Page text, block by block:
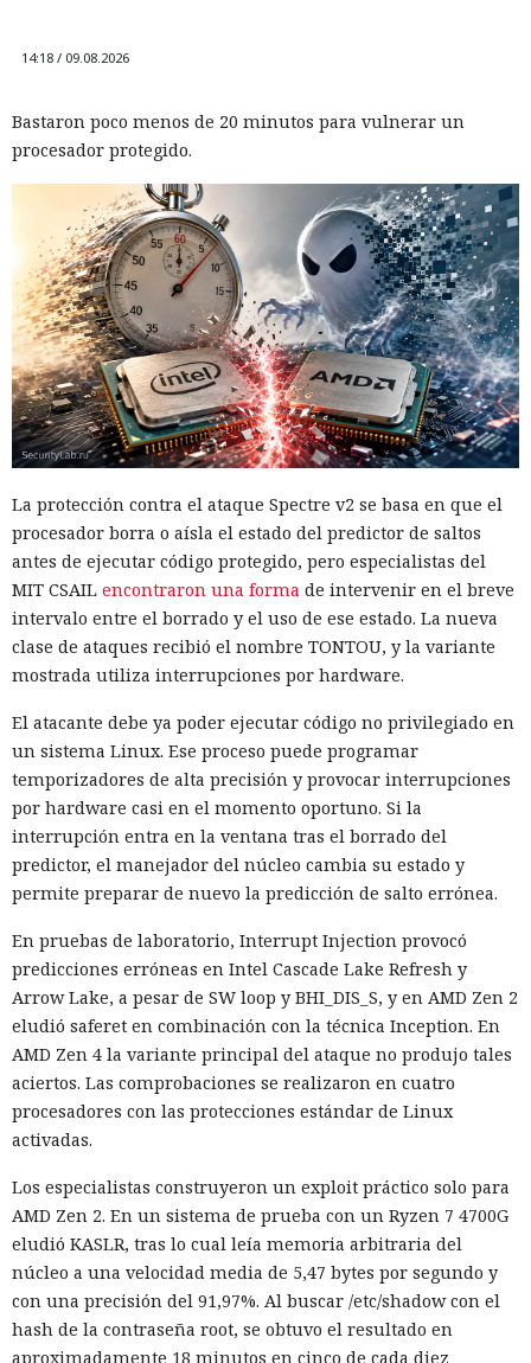
14:18 / 09.08.2026
Bastaron poco menos de 20 minutos para vulnerar un
procesador protegido.
La protección contra el ataque Spectre v2 se basa en que el
procesador borra o aísla el estado del predictor de saltos
antes de ejecutar código protegido, pero especialistas del
MIT CSAIL encontraron una forma de intervenir en el breve
intervalo entre el borrado y el uso de ese estado. La nueva
clase de ataques recibió el nombre TONTOU, y la variante
mostrada utiliza interrupciones por hardware.
El atacante debe ya poder ejecutar código no privilegiado en
un sistema Linux. Ese proceso puede programar
temporizadores de alta precisión y provocar interrupciones
por hardware casi en el momento oportuno. Si la
interrupción entra en la ventana tras el borrado del
predictor, el manejador del núcleo cambia su estado y
permite preparar de nuevo la predicción de salto errónea.
En pruebas de laboratorio, Interrupt Injection provocó
predicciones erróneas en Intel Cascade Lake Refresh y
Arrow Lake, a pesar de SW loop y BHI_DIS_S, y en AMD Zen 2
eludió saferet en combinación con la técnica Inception. En
AMD Zen 4 la variante principal del ataque no produjo tales
aciertos. Las comprobaciones se realizaron en cuatro
procesadores con las protecciones estándar de Linux
activadas.
Los especialistas construyeron un exploit práctico solo para
AMD Zen 2. En un sistema de prueba con un Ryzen 7 4700G
eludió KASLR, tras lo cual leía memoria arbitraria del
núcleo a una velocidad media de 5,47 bytes por segundo y
con una precisión del 91,97%. Al buscar /etc/shadow con el
hash de la contraseña root, se obtuvo el resultado en
aproximadamente 18 minutos en cinco de cada diez